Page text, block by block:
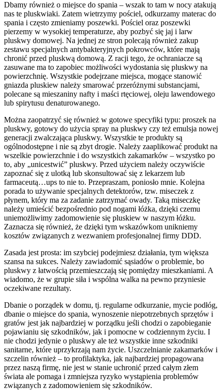
Dbamy również o miejsce do spania – wszak to tam w nocy atakują
nas te pluskwiaki. Zatem wietrzymy pościel, odkurzamy materac do
spania i często zmieniamy poszewki. Pościel oraz poszewki
pierzemy w wysokiej temperaturze, aby pozbyć się jaj i larw
pluskwy domowej. Na jednej ze stron polecają również zakup
zestawu specjalnych antybakteryjnych pokrowców, które mają
chronić przed pluskwą domową. Z racji tego, że ochraniacze są
zasuwane ma to zapobiec możliwości wydostania się pluskwy na
powierzchnię. Wszystkie podejrzane miejsca, mogące stanowić
gniazda pluskiew należy smarować przeróżnymi substancjami,
polecane są mieszaniny nafty i maści rtęciowej, oleju lawendowego
lub spirytusu denaturowanego.
Można zaopatrzyć się również w gotowe specyfiki typu: proszek na
pluskwy, gotowy do użycia spray na pluskwy czy też emulsja nowej
generacji zwalczająca pluskwy. Wszystkie te produkty są
ogólnodostępne i nie są zbyt drogie. Należy zaaplikować produkt na
wszelkie powierzchnie i do wszystkich zakamarków – wszystko po
to, aby „unicestwić” pluskwy. Przed użyciem należy oczywiście
zapoznać się z ulotką lub skonsultować się z lekarzem lub
farmaceutą…ups to nie to. Przepraszam, poniosło mnie. Kolejna
porada to używanie specjalnych detektorów, tzw. miseczek z
płynem, który ma za zadanie zatrzymać owady. Taką miseczkę
należy umieścić bezpośrednio pod nogami łóżka, dzięki czemu
uniemożliwimy zadomowienie się pluskiew w naszym łóżku.
Zaznacza się również, że dzięki tym wskazówkom unikniemy
kosztów związanych z wezwaniem profesjonalnej firmy DDD.
Zasada jest prosta: im szybciej podejmiesz działania, tym większa
szansa na sukces. Należy zawiadomić sąsiadów o problemie, bo
pluskwy z łatwością przemieszczają się pomiędzy mieszkaniami. A
wiadomo, że w grupie siła i wspólna walka na pewno przyniesie
oczekiwane rezultaty.
Dbanie o porządek w domu, tj. regularne odkurzanie, mycie podłóg,
dbanie o miejsce do spania, wynoszenie niepotrzebnych sprzętów i
gratów jest jak najbardziej w porządku jeśli chodzi o zapobieganie
pojawianiu się szkodników, jak i pomocne w codziennym życiu. I
nie chodzi jedynie o pluskwy ale też wszystkie inne szkodniki
sanitarne, które uprzykrzają nam życie. Uszczelnianie zakamarków i
szczelin również – to profilaktyka, jak najbardziej propagowana
przez naszą firmę, nie jest w stanie uchronić przed całym złem
świata ale pomaga i zmniejsza ryzyko wystąpienia problemów
związanych z zadomowieniem się szkodników.